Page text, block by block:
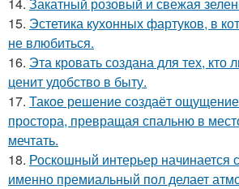
15. Эстетика кухонных фартуков, в
не влюбиться.
16. Эта кровать создана для тех, кто
ценит удобство в быту.
17. Такое решение создаёт ощущение
простора, превращая спальню в
мечтать.
18. Роскошный интерьер начинается
именно премиальный пол делает